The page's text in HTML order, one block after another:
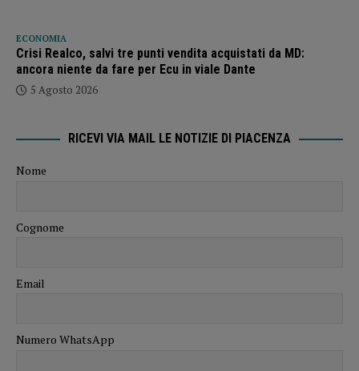
ECONOMIA
Crisi Realco, salvi tre punti vendita acquistati da MD:
ancora niente da fare per Ecu in viale Dante
5 Agosto 2026
RICEVI VIA MAIL LE NOTIZIE DI PIACENZA
Nome
Cognome
Email
Numero WhatsApp